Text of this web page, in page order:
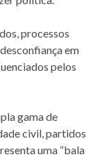
processos
em
pelos
gama de
civil, partidos
uma “bala